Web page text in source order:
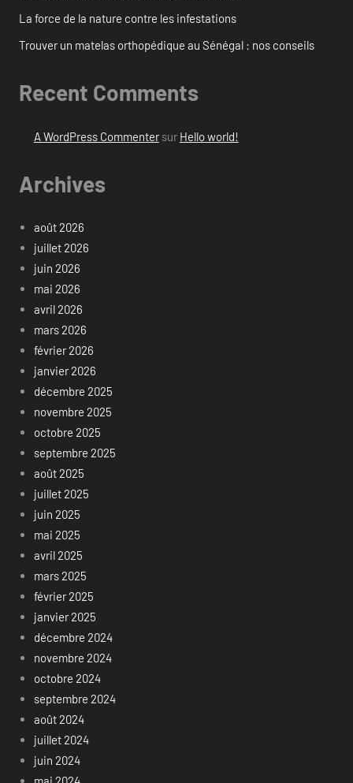
La force de la nature contre les infestations
Trouver un matelas orthopédique au Sénégal : nos conseils
Recent Comments
A WordPress Commentersur Hello world!
Archives
août 2026
juillet 2026
juin 2026
mai 2026
avril 2026
mars 2026
février 2026
janvier 2026
décembre 2025
novembre 2025
octobre 2025
septembre 2025
août 2025
juillet 2025
juin 2025
mai 2025
avril 2025
mars 2025
février 2025
janvier 2025
décembre 2024
novembre 2024
octobre 2024
septembre 2024
août 2024
juillet 2024
juin 2024